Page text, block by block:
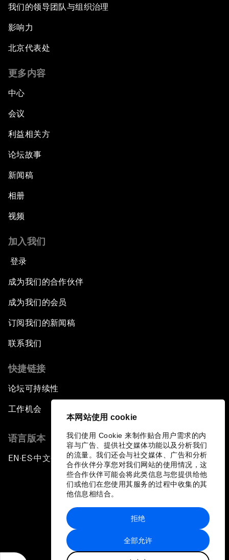
本网站使用 cookie
我们使用 Cookie 来制作贴合用户需求的内
容与广告、提供社交媒体功能以及分析我们
的流量。我们还会与社交媒体、广告和分析
合作伙伴分享您对我们网站的使用情况，这
些合作伙伴可能会将此类信息与您提供给他
们或他们在您使用其服务的过程中收集的其
他信息相结合。
全部允许
拒绝
我们的领导团队与组织治理
影响力
北京代表处
更多内容
中心
会议
利益相关方
论坛故事
新闻稿
相册
视频
加入我们
登录
成为我们的合作伙伴
成为我们的会员
订阅我们的新闻稿
联系我们
快捷链接
论坛可持续性
工作机会
语言版本
EN ▪ ES▪中文▪ 日本語
站点地图